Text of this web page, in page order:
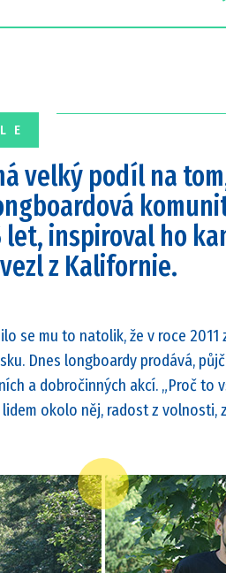
velký podíl na
let, inspiroval ho
z Kalifornie.
se mu to natolik, že v roce 2011
Dnes longboardy prodává,
a dobročinných akcí. „Proč to
okolo něj, radost z volnosti,